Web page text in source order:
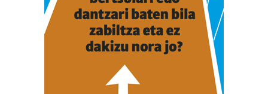
buruzko informazio gehiago eta ezarri zure lehentasunak
datuen atalean. Edozein unetan alda edo ken dezakezu
zure baimena Cookieen adierazpenean.
Webgune honek cookie propioak eta hirugarrenen cookie-
fitxategiak erabiltzen ditu. Zure esperientzia eta